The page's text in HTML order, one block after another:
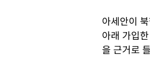
아세안이
아래 가입
을 근거로